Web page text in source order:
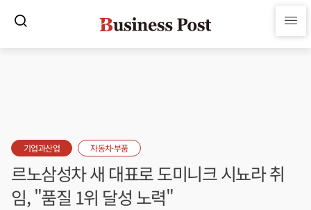
기업과산업 자동차·부품
르노삼성차 새 대표로 도미니크 시뇨라 취
임, "품질 1위 달성 노력"